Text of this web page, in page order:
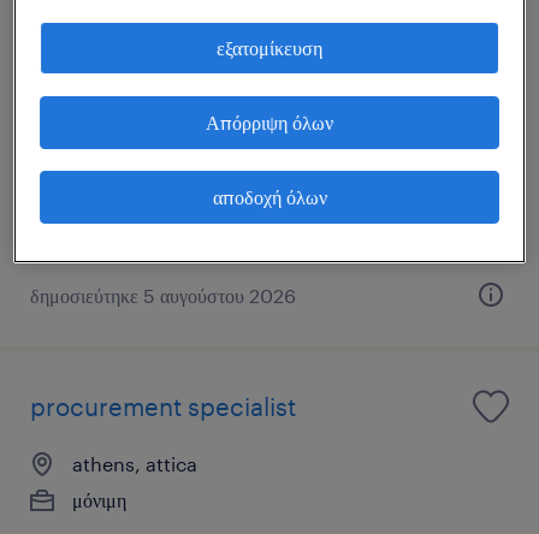
digital/it procurement specialist
μόνιμη
δημοσιεύτηκε 5 αυγούστου 2026
procurement specialist
athens, attica
μόνιμη
εξατομίκευση
Απόρριψη όλων
αποδοχή όλων